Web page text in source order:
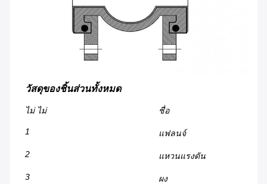
วัสดุของชิ้นส่วนทั้งหมด
ไม่ ไม่ ชื่อ
1 แฟลนจ์
2 แหวนแรงดัน
3 ผง